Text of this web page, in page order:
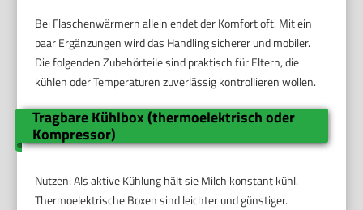
Bei Flaschenwärmern allein endet der Komfort oft. Mit ein
paar Ergänzungen wird das Handling sicherer und mobiler.
Die folgenden Zubehörteile sind praktisch für Eltern, die
kühlen oder Temperaturen zuverlässig kontrollieren wollen.
Tragbare Kühlbox (thermoelektrisch oder
Kompressor)
Nutzen: Als aktive Kühlung hält sie Milch konstant kühl.
Thermoelektrische Boxen sind leichter und günstiger.